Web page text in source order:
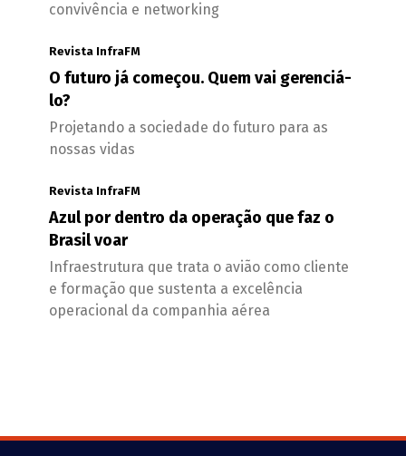
convivência e networking
Revista InfraFM
O futuro já começou. Quem vai gerenciá-
lo?
Projetando a sociedade do futuro para as
nossas vidas
Revista InfraFM
Azul por dentro da operação que faz o
Brasil voar
Infraestrutura que trata o avião como cliente
e formação que sustenta a excelência
operacional da companhia aérea